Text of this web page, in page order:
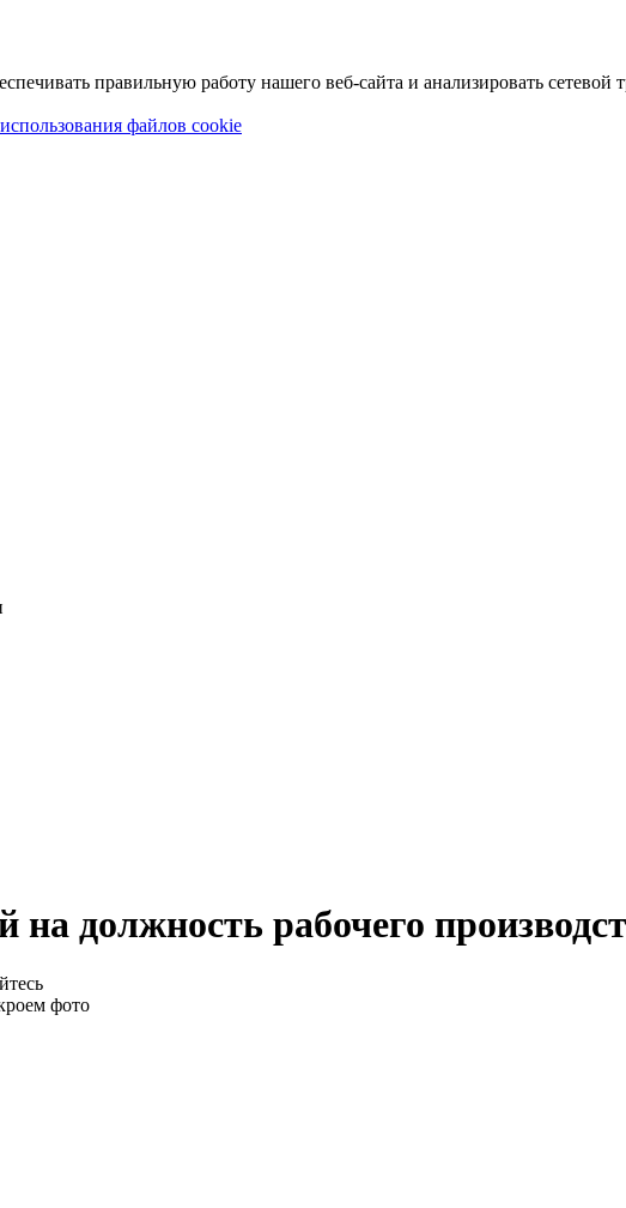
правильную работу нашего веб-сайта и анализировать сетевой
файлов cookie
на должность рабочего
фото